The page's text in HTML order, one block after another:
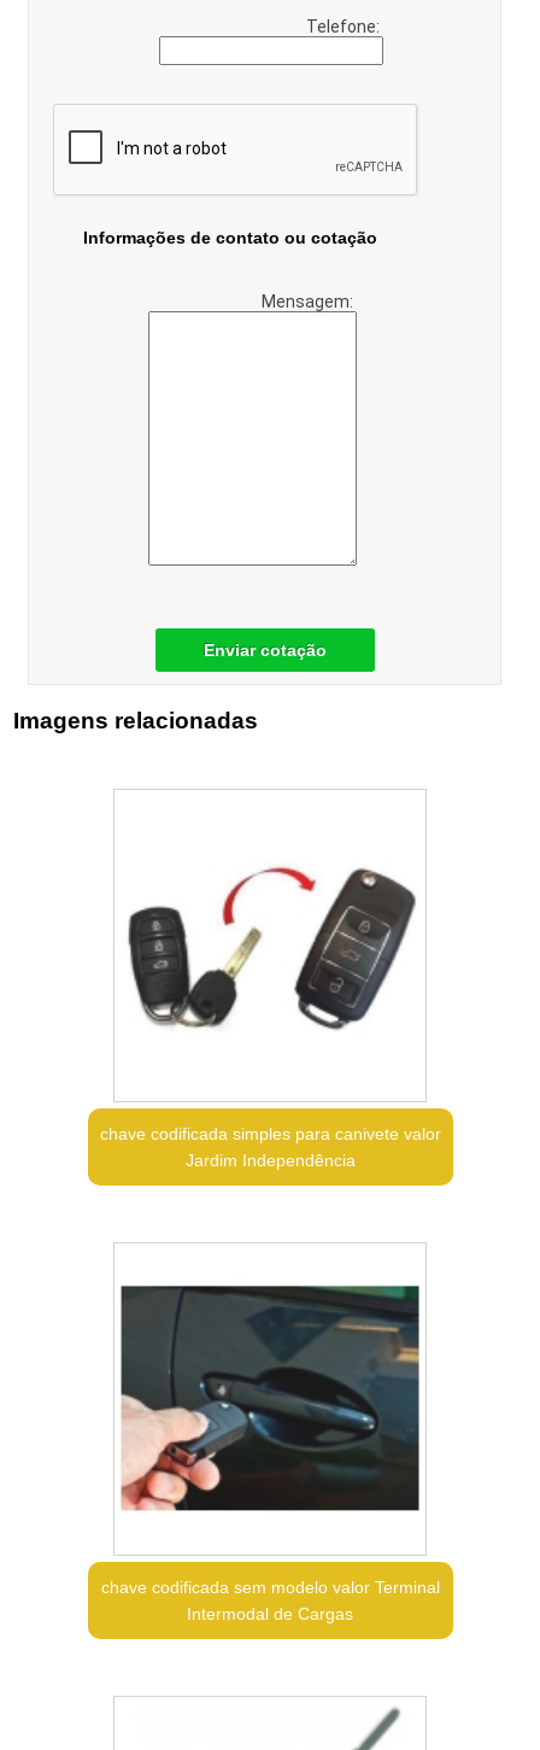
Telefone:
Informações de contato ou cotação
Mensagem:
Enviar cotação
Imagens relacionadas
chave codificada simples para canivete valor
Jardim Independência
chave codificada sem modelo valor Terminal
Intermodal de Cargas